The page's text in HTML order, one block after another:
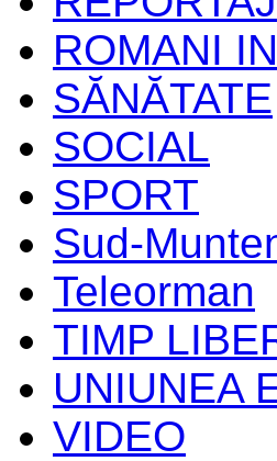
ROMANI
SĂNĂTATE
SOCIAL
SPORT
Sud-
Teleorman
TIMP
UNIUNEA
VIDEO